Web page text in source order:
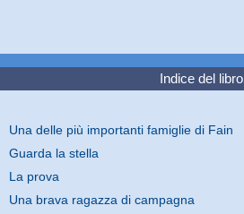
Indice del libro
Una delle più importanti famiglie di Fain
Guarda la stella
La prova
Una brava ragazza di campagna